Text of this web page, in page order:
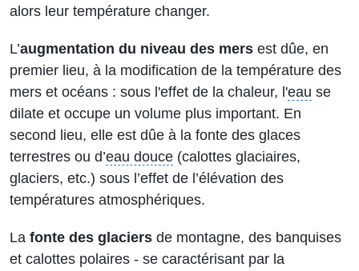
alors leur température changer.
L’augmentation du niveau des mers est dûe, en
premier lieu, à la modification de la température des
mers et océans : sous l'effet de la chaleur, l'eau se
dilate et occupe un volume plus important. En
second lieu, elle est dûe à la fonte des glaces
terrestres ou d’eau douce (calottes glaciaires,
glaciers, etc.) sous l’effet de l’élévation des
températures atmosphériques.
La fonte des glaciers de montagne, des banquises
et calottes polaires - se caractérisant par la